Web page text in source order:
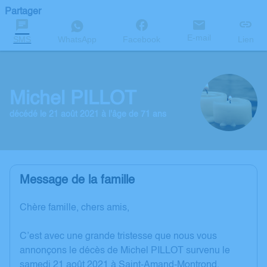
Partager
SMS WhatsApp Facebook E-mail Lien
Michel PILLOT
décédé le 21 août 2021 à l'âge de 71 ans
Message de la famille
Chère famille, chers amis,
C’est avec une grande tristesse que nous vous
annonçons le décès de Michel PILLOT survenu le